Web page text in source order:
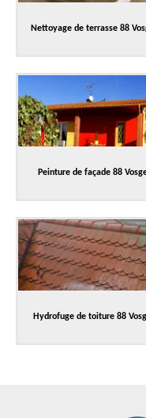
Nettoyage de terrasse 88
Peinture de façade 88
Hydrofuge de toiture 88